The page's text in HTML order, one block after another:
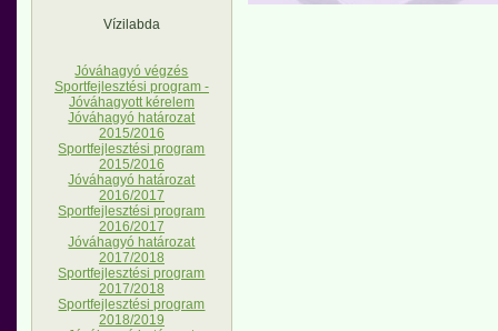
Vízilabda
Jóváhagyó végzés
Sportfejlesztési program -
Jóváhagyott kérelem
Jóváhagyó határozat
2015/2016
Sportfejlesztési program
2015/2016
Jóváhagyó határozat
2016/2017
Sportfejlesztési program
2016/2017
Jóváhagyó határozat
2017/2018
Sportfejlesztési program
2017/2018
Sportfejlesztési program
2018/2019